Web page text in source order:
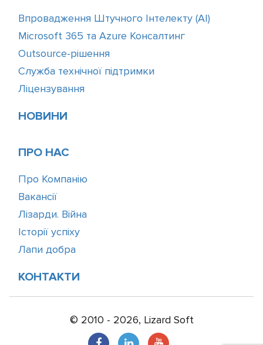
Впровадження Штучного Інтелекту (АІ)
Microsoft 365 та Azure Консалтинг
Outsource-рішення
Служба технічної підтримки
Ліцензування
НОВИНИ
ПРО НАС
Про Компанію
Вакансії
Лізарди. Війна
Історії успіху
Лапи добра
КОНТАКТИ
© 2010 - 2026, Lizard Soft